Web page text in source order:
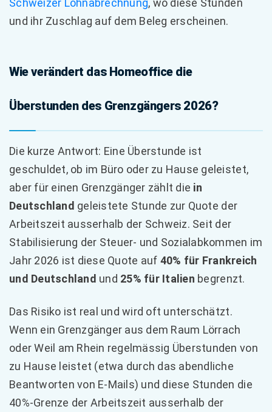
Schweizer Lohnabrechnung, wo diese Stunden
und ihr Zuschlag auf dem Beleg erscheinen.
Wie verändert das Homeoffice die
Überstunden des Grenzgängers 2026?
Die kurze Antwort: Eine Überstunde ist
geschuldet, ob im Büro oder zu Hause geleistet,
aber für einen Grenzgänger zählt die in
Deutschland geleistete Stunde zur Quote der
Arbeitszeit ausserhalb der Schweiz. Seit der
Stabilisierung der Steuer- und Sozialabkommen im
Jahr 2026 ist diese Quote auf 40% für Frankreich
und Deutschland und 25% für Italien begrenzt.
Das Risiko ist real und wird oft unterschätzt.
Wenn ein Grenzgänger aus dem Raum Lörrach
oder Weil am Rhein regelmässig Überstunden von
zu Hause leistet (etwa durch das abendliche
Beantworten von E-Mails) und diese Stunden die
40%-Grenze der Arbeitszeit ausserhalb der